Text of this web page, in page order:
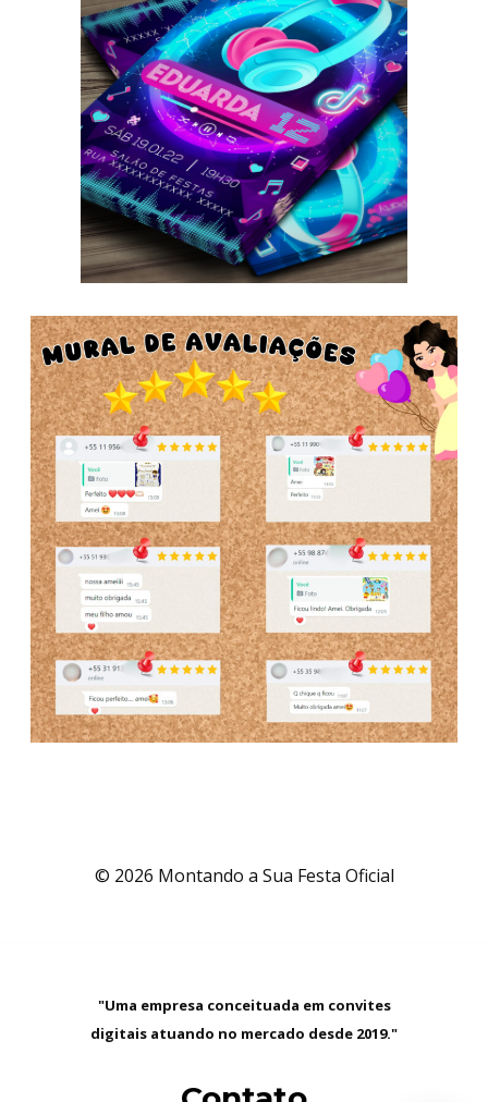
© 2026 Montando a Sua Festa Oficial
"Uma empresa conceituada em convites
digitais atuando no mercado desde 2019."